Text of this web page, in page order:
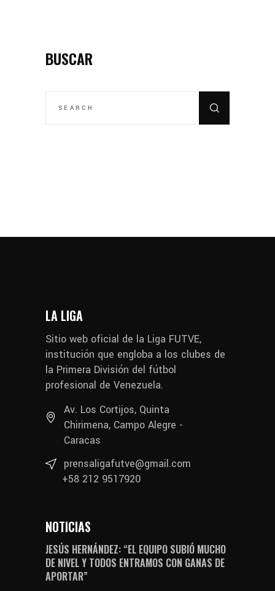
BUSCAR
LA LIGA
Sitio web oficial de la Liga FUTVE,
institución que engloba a los clubes de
la Primera División del fútbol
profesional de Venezuela.
Av. Los Cortijos, Quinta
Chirimena, Campo Alegre -
Caracas
prensaligafutve@gmail.com
+58 212 9517920
NOTICIAS
JESÚS HERNÁNDEZ: “EL EQUIPO SUBIÓ MUCHO
DE NIVEL Y TODOS ENTRAMOS CON GANAS DE
APORTAR”